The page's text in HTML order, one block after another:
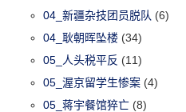
04_新疆杂技团员脱队 (6)
04_耿朝晖坠楼 (34)
05_人头税平反 (11)
05_渥京留学生惨案 (4)
05_蒋宇餐馆猝亡 (8)